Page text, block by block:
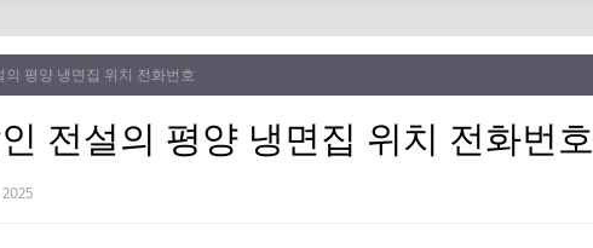
의 평양 냉면집 위치 전화번호
전설의 평양 냉면집 위치 전화번호